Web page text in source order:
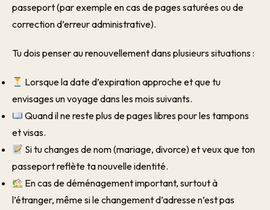
passeport (par exemple en cas de pages saturées ou de
correction d’erreur administrative).
Tu dois penser au renouvellement dans plusieurs situations :
Lorsque la date d’expiration approche et que tu
envisages un voyage dans les mois suivants.
Quand il ne reste plus de pages libres pour les tampons
et visas.
Si tu changes de nom (mariage, divorce) et veux que ton
passeport reflète ta nouvelle identité.
En cas de déménagement important, surtout à
l’étranger, même si le changement d’adresse n’est pas